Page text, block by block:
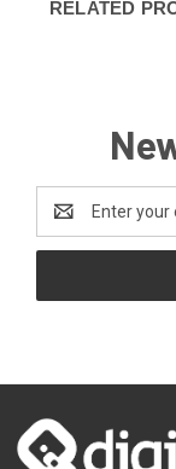
RELATED
Address